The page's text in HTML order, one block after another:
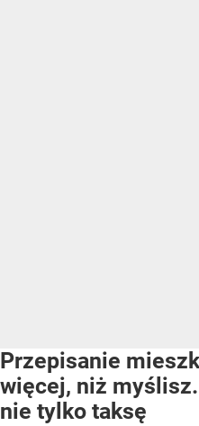
Przepisanie
więcej, niż
nie tylko taksę